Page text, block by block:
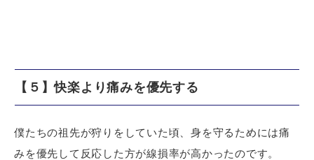
【５】快楽より痛みを優先する
僕たちの祖先が狩りをしていた頃、身を守るためには痛
みを優先して反応した方が線損率が高かったのです。